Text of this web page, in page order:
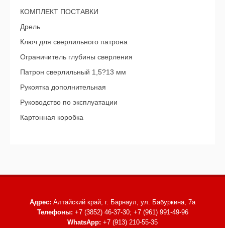
КОМПЛЕКТ ПОСТАВКИ
Дрель
Ключ для сверлильного патрона
Ограничитель глубины сверления
Патрон сверлильный 1,5?13 мм
Рукоятка дополнительная
Руководство по эксплуатации
Картонная коробка
Адрес: Алтайский край, г. Барнаул, ул. Бабуркина, 7а
Телефоны: +7 (3852) 46-37-30; +7 (961) 991-49-96
WhatsApp: +7 (913) 210-55-35